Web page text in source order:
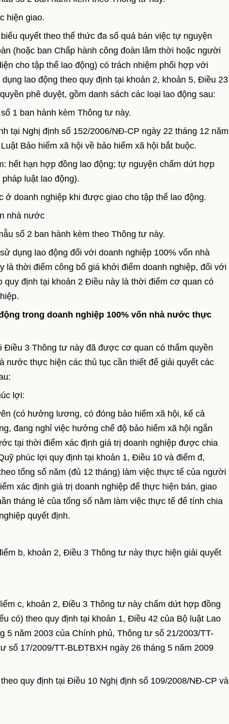
hiện giao.
quyết theo thể thức đa số quá bán việc tự nguyện
(hoặc ban Chấp hành công đoàn lâm thời hoặc người
cho tập thể lao động) có trách nhiệm phối hợp với
lao động theo quy định tại khoản 2, khoản 5, Điều 23
phê duyệt, gồm danh sách các loại lao động sau:
1 ban hành kèm Thông tư này.
tại Nghị định số 152/2006/NĐ-CP ngày 22 tháng 12 năm
Bảo hiểm xã hội về bảo hiểm xã hội bắt buộc.
hết hạn hợp đồng lao động; tự nguyện chấm dứt hợp
luật lao động).
ở doanh nghiệp khi được giao cho tập thể lao động.
nhà nước
số 2 ban hành kèm theo Thông tư này.
dụng lao động đối với doanh nghiệp 100% vốn nhà
thời điểm công bố giá khởi điểm doanh nghiệp, đối với
định tại khoản 2 Điều này là thời điểm cơ quan có
trong doanh nghiệp 100% vốn nhà nước thực
3 Thông tư này đã được cơ quan có thẩm quyền
nước thực hiện các thủ tục cần thiết để giải quyết các
lợi:
(có hưởng lương, có đóng bảo hiểm xã hội, kể cả
đang nghỉ việc hưởng chế độ bảo hiểm xã hội ngắn
tại thời điểm xác định giá trị doanh nghiệp được chia
phúc lợi quy định tại khoản 1, Điều 10 và điểm đ,
tổng số năm (đủ 12 tháng) làm việc thực tế của người
xác định giá trị doanh nghiệp để thực hiện bán, giao
tháng lẻ của tổng số năm làm việc thực tế để tính chia
quyết định.
b, khoản 2, Điều 3 Thông tư này thực hiện giải quyết
c, khoản 2, Điều 3 Thông tư này chấm dứt hợp đồng
có) theo quy định tại khoản 1, Điều 42 của Bộ luật Lao
5 năm 2003 của Chính phủ, Thông tư số 21/2003/TT-
số 17/2009/TT-BLĐTBXH ngày 26 tháng 5 năm 2009
quy định tại Điều 10 Nghị định số 109/2008/NĐ-CP và